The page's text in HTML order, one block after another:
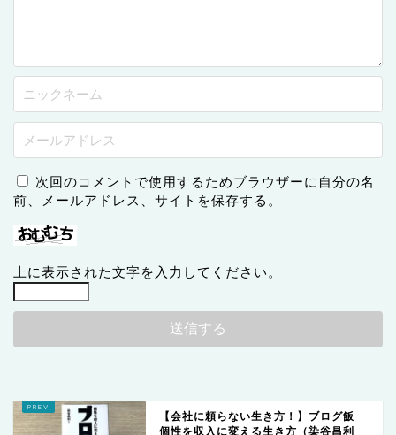
次回のコメントで使用するためブラウザーに自分の名
前、メールアドレス、サイトを保存する。
上に表示された文字を入力してください。
【会社に頼らない生き方！】ブログ飯
個性を収入に変える生き方（染谷昌利